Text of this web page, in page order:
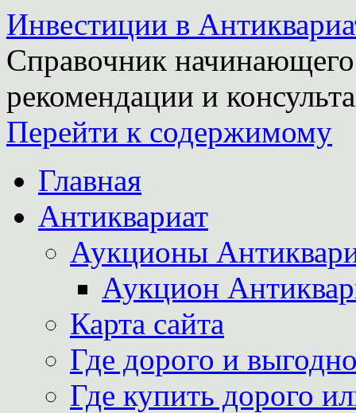
Инвестиции в
Справочник
рекомендации и
Перейти к содержимому
Главная
Антиквариат
Аукционы
Аукцион
Карта сайта
Где дорого и
Где купить дорого